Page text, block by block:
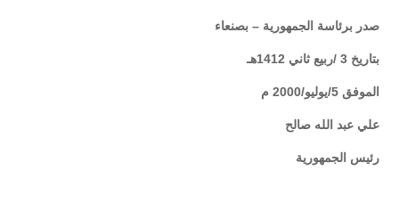
صدر برئاسة الجمهورية – بصنعاء
بتاريخ 3 /ربيع ثاني 1412هـ
الموفق 5/يوليو/2000 م
علي عبد الله صالح
رئيس الجمهورية